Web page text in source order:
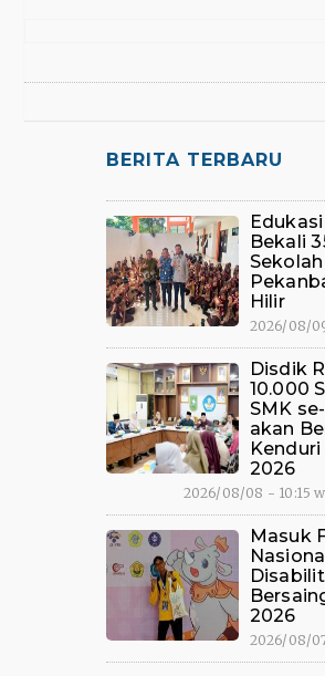
BERITA TERBARU
Bekali
Hilir
2026/08/
Disdik
10.000
SMK
akan
2026
2026/08/08 - 10:15
Masuk
2026
2026/08/